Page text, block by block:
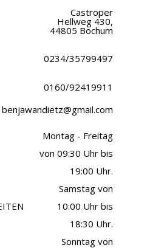
Castroper
Hellweg 430,
44805 Bochum
0234/35799497
0160/92419911
benjawandietz@gmail.com
Montag - Freitag
von 09:30 Uhr bis
19:00 Uhr.
Samstag von
10:00 Uhr bis
18:30 Uhr.
Sonntag von